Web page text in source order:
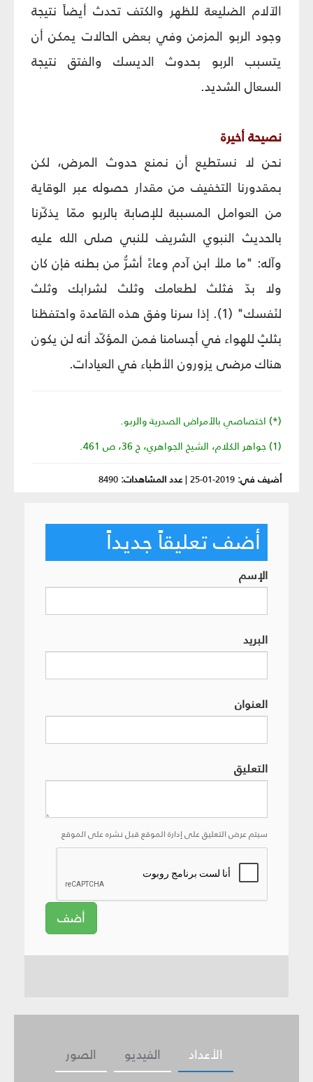
الآلام الضليعة للظهر والكتف تحدث أيضاً نتيجة
وجود الربو المزمن وفي بعض الحالات يمكن أن
يتسبب الربو بحدوث الديسك والفتق نتيجة
السعال الشديد.
نصيحة أخيرة
نحن لا نستطيع أن نمنع حدوث المرض، لكن
بمقدورنا التخفيف من مقدار حصوله عبر الوقاية
من العوامل المسببة للإصابة بالربو ممّا يذكّرنا
بالحديث النبوي الشريف للنبي صلى الله عليه
وآله: "ما ملأ ابن آدم وعاءً أشرُّ من بطنه فإن كان
ولا بدّ فثلث لطعامك وثلث لشرابك وثلث
لنَفسك" (1). إذا سرنا وفق هذه القاعدة واحتفظنا
بثلثٍ للهواء في أجسامنا فمن المؤكّد أنه لن يكون
هناك مرضى يزورون الأطباء في العيادات.
(*) اختصاصي بالأمراض الصدرية والربو.
(1) جواهر الكلام، الشيخ الجواهري، ج 36، ص 461.
أضيف في: 2019-01-25
|عدد المشاهدات: 8490
أضف تعليقاً جديداً
الإسم
البريد
العنوان
التعليق
سيتم عرض التعليق على إدارة الموقع قبل نشره على الموقع
أضف
الصور الفيديو الأعداد